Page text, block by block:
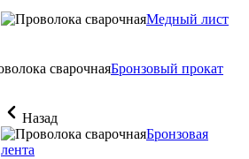
Медный лист
Бронзовый прокат
Назад
Бронзовая
лента